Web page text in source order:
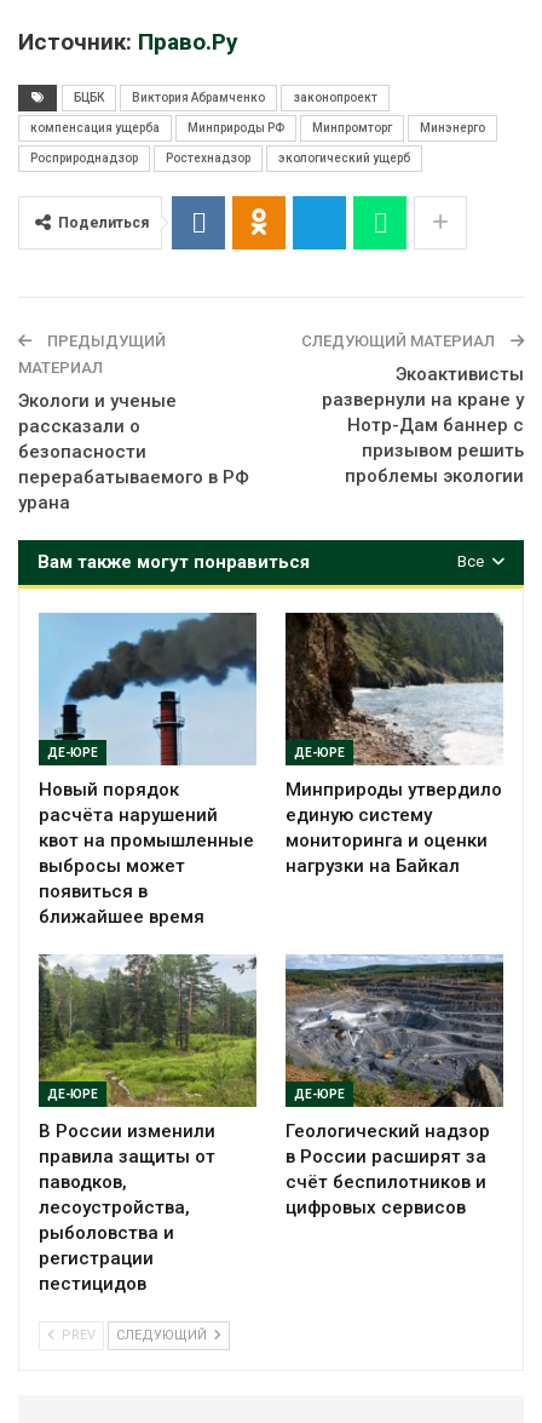
Источник: Право.Ру
БЦБК Виктория Абрамченко законопроект
компенсация ущерба Минприроды РФ Минпромторг Минэнерго
Росприроднадзор Ростехнадзор экологический ущерб
Поделиться
ПРЕДЫДУЩИЙ
МАТЕРИАЛ
Экологи и ученые
рассказали о
безопасности
перерабатываемого в РФ
урана
СЛЕДУЮЩИЙ МАТЕРИАЛ
Экоактивисты
развернули на кране у
Нотр-Дам баннер с
призывом решить
проблемы экологии
Все
Вам также могут понравиться
ДЕ-ЮРЕ
Новый порядок
расчёта нарушений
квот на промышленные
выбросы может
появиться в
ближайшее время
ДЕ-ЮРЕ
Минприроды утвердило
единую систему
мониторинга и оценки
нагрузки на Байкал
ДЕ-ЮРЕ
В России изменили
правила защиты от
паводков,
лесоустройства,
рыболовства и
регистрации
пестицидов
ДЕ-ЮРЕ
Геологический надзор
в России расширят за
счёт беспилотников и
цифровых сервисов
PREV СЛЕДУЮЩИЙ